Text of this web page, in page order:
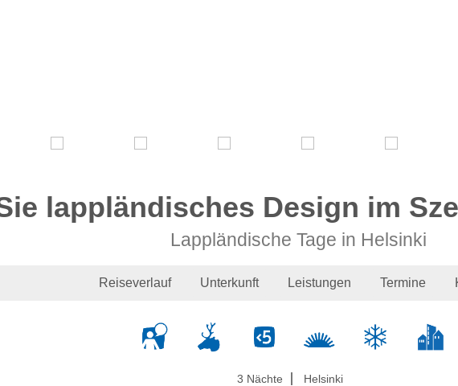
lappländisches Design im
Lappländische Tage in Helsinki
Reiseverlauf Unterkunft Leistungen Termine
3 Nächte Helsinki